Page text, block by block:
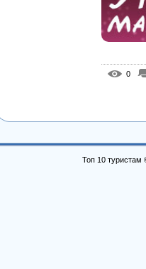
0
Топ 10 туристам